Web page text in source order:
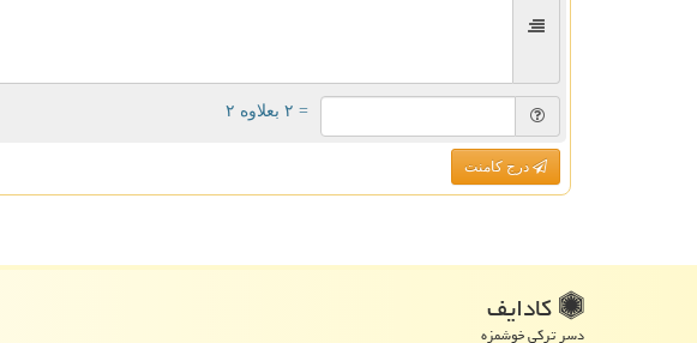
= ۲ بعلاوه ۲
درج کامنت
كادایف
دسر ترکی خوشمزه